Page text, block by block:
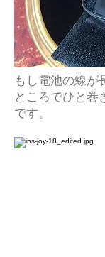
もし電池の線が
ところでひと巻
です。